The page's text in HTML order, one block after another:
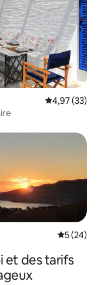
Évaluation
4,97 (33)
5 (24)
et des tarifs